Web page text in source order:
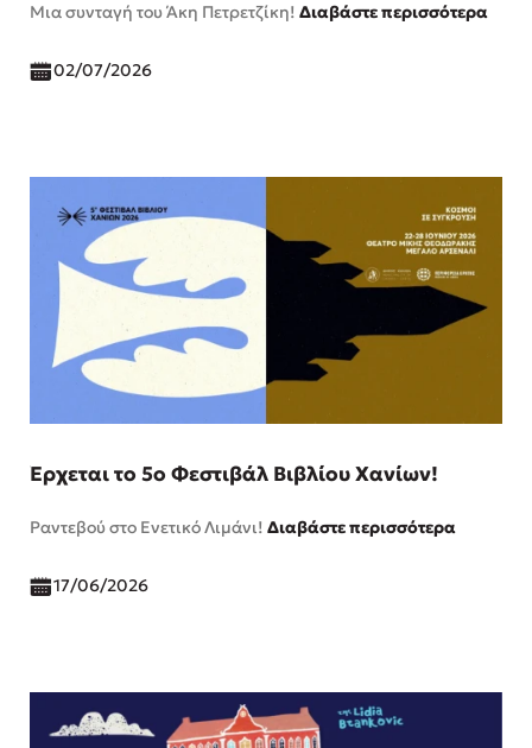
Μια συνταγή του Άκη Πετρετζίκη! Διαβάστε περισσότερα
02/07/2026
Έρχεται το 5ο Φεστιβάλ Βιβλίου Χανίων!
Ραντεβού στο Ενετικό Λιμάνι! Διαβάστε περισσότερα
17/06/2026